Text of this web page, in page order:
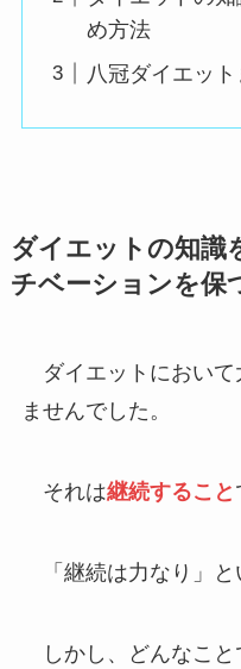
め方法
八冠ダイエッ
ダイエットの知識
チベーションを保
ダイエットにおいて
ませんでした。
それは継続すること
「継続は力なり」と
しかし、どんなこと